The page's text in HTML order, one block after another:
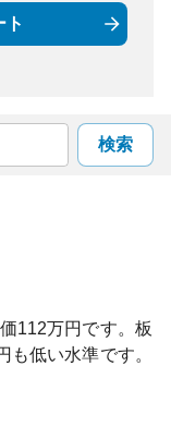
ト
検索
112万円です。 板
も低い水準です。